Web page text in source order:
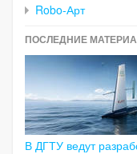
Robo-Арт
ПОСЛЕДНИЕ
В ДГТУ ведут